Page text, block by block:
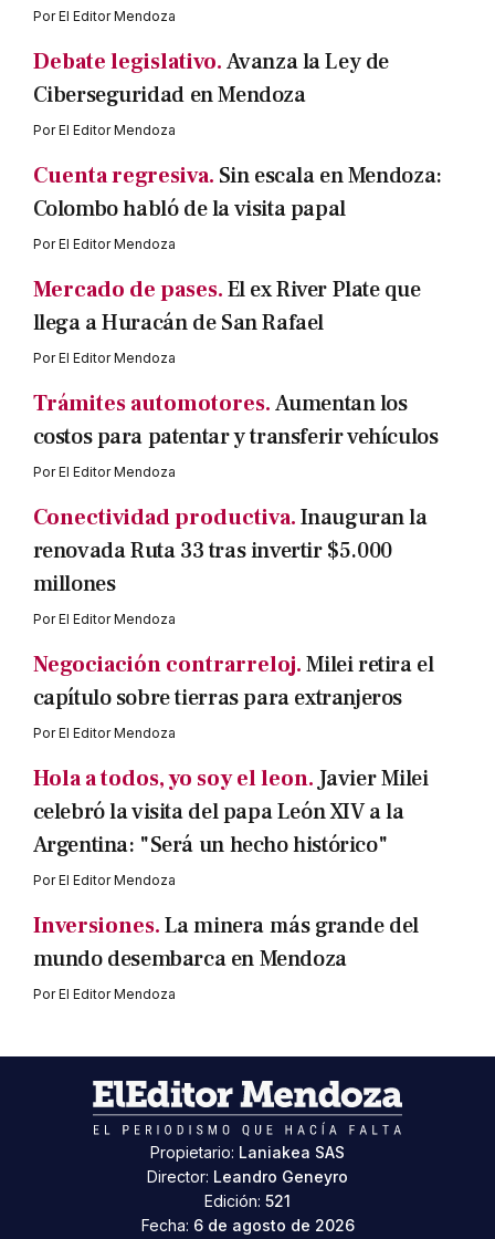
PorEl Editor Mendoza
Debate legislativo.Avanza la Ley de
Ciberseguridad en Mendoza
PorEl Editor Mendoza
Cuenta regresiva. Sin escala en Mendoza:
Colombo habló de la visita papal
PorEl Editor Mendoza
Mercado de pases.El ex River Plate que
llega a Huracán de San Rafael
PorEl Editor Mendoza
Trámites automotores.Aumentan los
costos para patentar y transferir vehículos
PorEl Editor Mendoza
Conectividad productiva.Inauguran la
renovada Ruta 33 tras invertir $5.000
millones
PorEl Editor Mendoza
Negociación contrarreloj.Milei retira el
capítulo sobre tierras para extranjeros
PorEl Editor Mendoza
Hola a todos, yo soy el leon. Javier Milei
celebró la visita del papa León XIV a la
Argentina: "Será un hecho histórico"
PorEl Editor Mendoza
Inversiones.La minera más grande del
mundo desembarca en Mendoza
PorEl Editor Mendoza
Propietario: Laniakea SAS
Director: Leandro Geneyro
Edición: 521
Fecha: 6 de agosto de 2026